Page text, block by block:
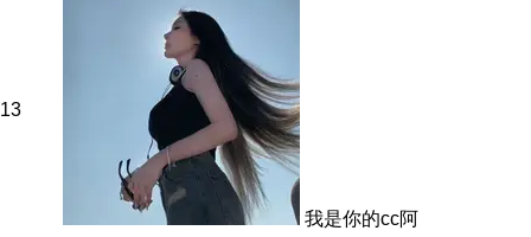
13
我是你的cc阿